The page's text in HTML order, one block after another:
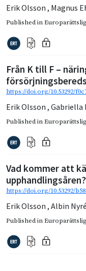
Erik Olsson , Magnus
Published in
Från K till F –
https://doi.org/10.53292/
Erik Olsson , Gabriella
Published in
Vad kommer att
upphandlingsåren?
https://doi.org/10.53292/
Erik Olsson , Albin
Published in